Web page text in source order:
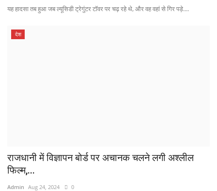
यह हादसा तब हुआ जब ल्यूसिडी ट्रेगुंटर टॉवर पर चढ़ रहे थे, और वह वहां से गिर पड़े....
देश
राजधानी में विज्ञापन बोर्ड पर अचानक चलने लगी अश्लील
फिल्म,...
Admin Aug 24, 2024 0